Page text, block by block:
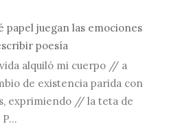
papel juegan las emociones
poesía
alquiló mi cuerpo // a
de existencia parida con
exprimiendo // la teta de